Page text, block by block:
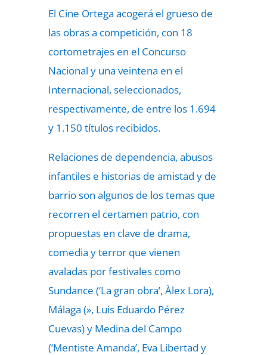
El Cine Ortega acogerá el grueso de
las obras a competición, con 18
cortometrajes en el Concurso
Nacional y una veintena en el
Internacional, seleccionados,
respectivamente, de entre los 1.694
y 1.150 títulos recibidos.
Relaciones de dependencia, abusos
infantiles e historias de amistad y de
barrio son algunos de los temas que
recorren el certamen patrio, con
propuestas en clave de drama,
comedia y terror que vienen
avaladas por festivales como
Sundance (‘La gran obra’, Àlex Lora),
Málaga (», Luis Eduardo Pérez
Cuevas) y Medina del Campo
(‘Mentiste Amanda’, Eva Libertad y